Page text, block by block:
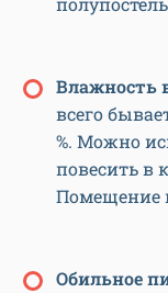
Влажность
всего
%. Можно
повесить в
Помещение
Обильное